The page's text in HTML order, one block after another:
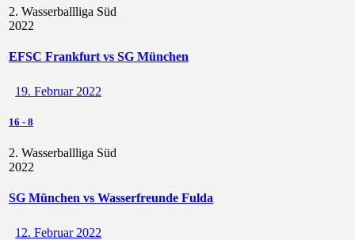
2. Wasserballliga Süd
2022
EFSC Frankfurt vs SG München
19. Februar 2022
16 - 8
2. Wasserballliga Süd
2022
SG München vs Wasserfreunde Fulda
12. Februar 2022